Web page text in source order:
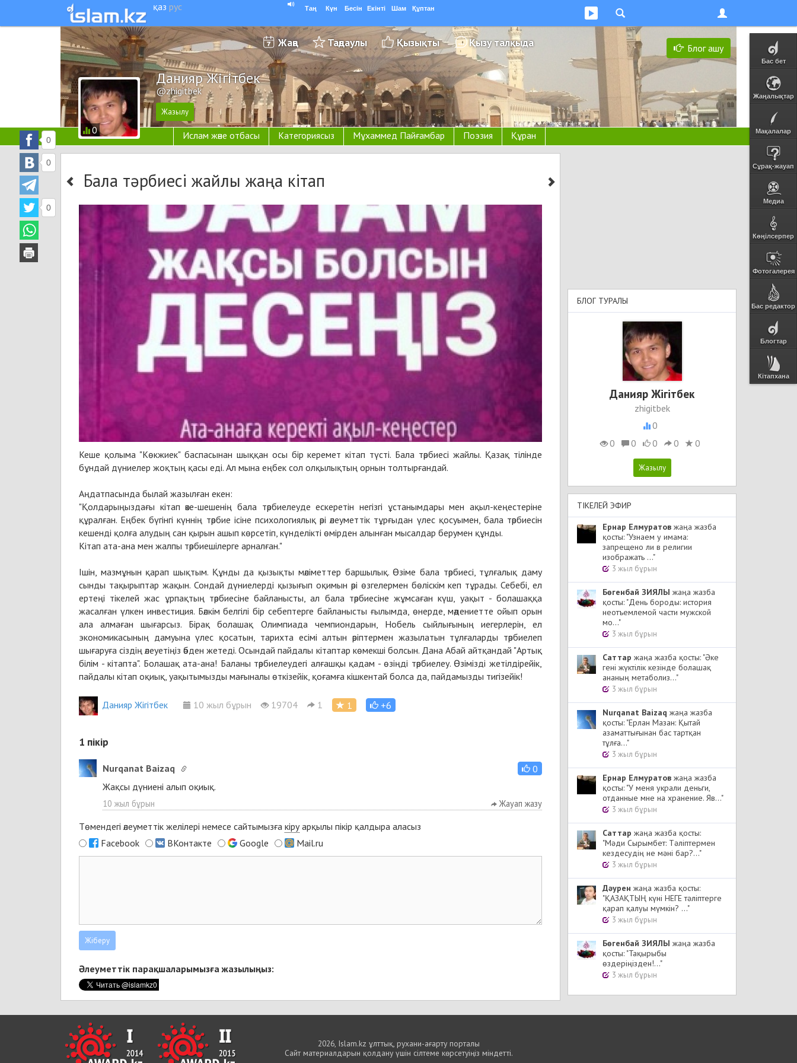
қаз рус Таң Күн Бесін Екінті Шам Құптан
Бас бет
Жаңалықтар
Мақалалар
Сұрақ-жауап
Медиа
Көңілсерпер
Фотогалерея
Бас редактор
Блогтар
Кітапхана
Блог ашу
Жаңа Таңдаулы Қызықты Қызу талқыда
0
Данияр Жігітбек
@zhigitbek
Ислам және отбасы Категориясыз Мұхаммед Пайғамбар Поэзия Құран
Бала тәрбиесі жайлы жаңа кітап
0
0
0
Кеше қолыма "Көкжиек" баспасынан шыққан осы бір керемет кітап түсті. Бала тәрбиесі жайлы. Қазақ тілінде
бұндай дүниелер жоқтың қасы еді. Ал мына еңбек сол олқылықтың орнын толтырғандай.
Аңдатпасында былай жазылған екен:
"Қолдарыңыздағы кітап әке-шешенің бала тәрбиелеуде ескеретін негізгі ұстанымдары мен ақыл-кеңестеріне
құралған. Еңбек бүгінгі күннің тәрбие ісіне психологиялық әрі әлеуметтік тұрғыдан үлес қосуымен, бала тәрбиесін
кешенді қолға алудың сан қырын ашып көрсетіп, күнделікті өмірден алынған мысалдар берумен құнды.
Кітап ата-ана мен жалпы тәрбиешілерге арналған."
Ішін, мазмұнын қарап шықтым. Құнды да қызықты мәліметтер баршылық. Өзіме бала тәрбиесі, тұлғалық даму
сынды тақырыптар жақын. Сондай дүниелерді қызығып оқимын әрі өзгелермен бөліскім кеп тұрады. Себебі, ел
ертеңі тікелей жас ұрпақтың тәрбиесіне байланысты, ал бала тәрбиесіне жұмсаған күш, уақыт - болашаққа
жасалған үлкен инвестиция. Бәлкім белгілі бір себептерге байланысты ғылымда, өнерде, мәдениетте ойып орын
ала алмаған шығарсыз. Бірақ болашақ Олимпиада чемпиондарын, Нобель сыйлығының иегерлерін, ел
экономикасының дамуына үлес қосатын, тарихта есімі алтын әріптермен жазылатын тұлғаларды тәрбиелеп
шығаруға сіздің әлеуетіңіз әбден жетеді. Осындай пайдалы кітаптар көмекші болсын. Дана Абай айтқандай "Артық
білім - кітапта". Болашақ ата-ана! Баланы тәрбиелеудегі алғашқы қадам - өзіңді тәрбиелеу. Өзімізді жетілдірейік,
пайдалы кітап оқиық, уақытымызды мағыналы өткізейік, қоғамға кішкентай болса да, пайдамызды тигізейік!
Данияр Жігітбек 10 жыл бұрын 19704 1 1 +6
1 пікір
Nurqanat Baizaq
0
Жақсы дүниені алып оқиық.
10 жыл бұрын Жауап жазу
Төмендегі әлеуметтік желілері немесе сайтымызға кіруарқылы пікір қалдыра аласыз
Facebook
ВКонтакте Google Mail.ru
Әлеуметтік парақшаларымызға жазылыңыз:
БЛОГ ТУРАЛЫ
Данияр Жігітбек
zhigitbek
0
0
0 0 0 0
ТІКЕЛЕЙ ЭФИР
Ернар Елмуратов жаңа жазба
қосты: "Узнаем у имама:
запрещено ли в религии
изображать ..."
3 жыл бұрын
Бөгенбай ЗИЯЛЫ жаңа жазба
қосты: "День бороды: история
неотъемлемой части мужской
мо..."
3 жыл бұрын
Cаттар жаңа жазба қосты: "Әке
гені жүктілік кезінде болашақ
ананың метаболиз..."
3 жыл бұрын
Nurqanat Baizaq жаңа жазба
қосты: "Ерлан Мазан: Қытай
азаматтығынан бас тартқан
тұлға..."
3 жыл бұрын
Ернар Елмуратов жаңа жазба
қосты: "У меня украли деньги,
отданные мне на хранение. Яв..."
3 жыл бұрын
Cаттар жаңа жазба қосты:
"Мәди Сырымбет: Тәліптермен
кездесудің не мәні бар?..."
3 жыл бұрын
Дәурен жаңа жазба қосты:
"ҚАЗАҚТЫҢ күні НЕГЕ тәліптерге
қарап қалуы мүмкін? ..."
3 жыл бұрын
Бөгенбай ЗИЯЛЫ жаңа жазба
қосты: "Тақырыбы
өздеріңізден!..."
3 жыл бұрын
2026, Islam.kz ұлттық, рухани-ағарту порталы
Сайт материалдарын қолдану үшін сілтеме көрсетуіңіз міндетті.